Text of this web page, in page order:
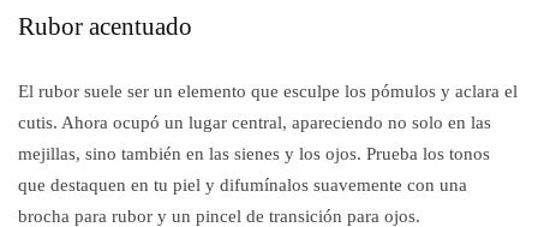
Rubor acentuado
El rubor suele ser un elemento que esculpe los pómulos y aclara el
cutis. Ahora ocupó un lugar central, apareciendo no solo en las
mejillas, sino también en las sienes y los ojos. Prueba los tonos
que destaquen en tu piel y difumínalos suavemente con una
brocha para rubor y un pincel de transición para ojos.